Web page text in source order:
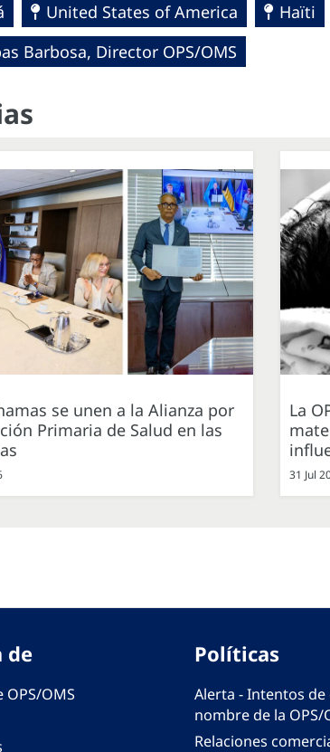
United States of America Haïti
Barbosa, Director OPS/OMS
se unen a la Alianza por
Primaria de Salud en las
La
31 Jul
de
OPS/OMS
Políticas
Alerta - Intentos de
nombre de la OPS/
Relaciones